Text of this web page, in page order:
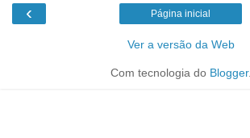
‹ Página inicial
Ver a versão da Web
Com tecnologia do Blogger.